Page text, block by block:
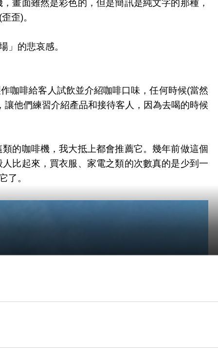
畫面雖然是彩色的，但是簡訊是純文字的那種，
歪)。
」的悲哀感。
咖啡給客人試飲並介紹咖啡口味，任何時候(當然
他們練習介紹產品和接待客人，因為去喝的時候
的咖啡機，我大抵上都會推薦它。幾年前做這個
比起來，買衣服、家電之類的次數真的是少到一
了。